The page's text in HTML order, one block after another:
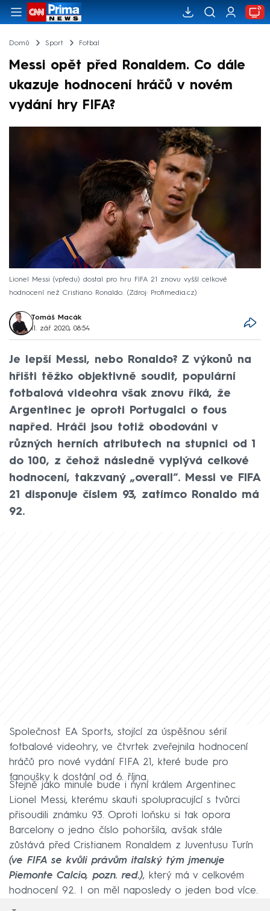
Domů Sport Fotbal
Messi opět před Ronaldem. Co dále
ukazuje hodnocení hráčů v novém
vydání hry FIFA?
Lionel Messi (vpředu) dostal pro hru FIFA 21 znovu vyšší celkové
hodnocení než Cristiano Ronaldo.
Zdroj: Profimedia.cz
Tomáš Macák
11. zář 2020, 08:54
Je lepší Messi, nebo Ronaldo? Z výkonů na
hřišti těžko objektivně soudit, populární
fotbalová videohra však znovu říká, že
Argentinec je oproti Portugalci o fous
napřed. Hráči jsou totiž obodováni v
různých herních atributech na stupnici od 1
do 100, z čehož následně vyplývá celkové
hodnocení, takzvaný „overall“. Messi ve FIFA
21 disponuje číslem 93, zatímco Ronaldo má
92.
Společnost EA Sports, stojící za úspěšnou sérií
fotbalové videohry, ve čtvrtek zveřejnila hodnocení
hráčů pro nové vydání FIFA 21, které bude pro
fanoušky k dostání od 6. října.
Stejně jako minule bude i nyní králem Argentinec
Lionel Messi, kterému skauti spolupracující s tvůrci
přisoudili známku 93. Oproti loňsku si tak opora
Barcelony o jedno číslo pohoršila, avšak stále
zůstává před Cristianem Ronaldem z Juventusu Turín
(ve FIFA se kvůli právům italský tým jmenuje
Piemonte Calcio, pozn. red.), který má v celkovém
hodnocení 92. I on měl naposledy o jeden bod více.